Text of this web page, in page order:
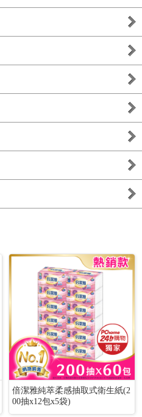
倍潔雅純萃柔感抽取式衛生紙(2
00抽x12包x5袋)